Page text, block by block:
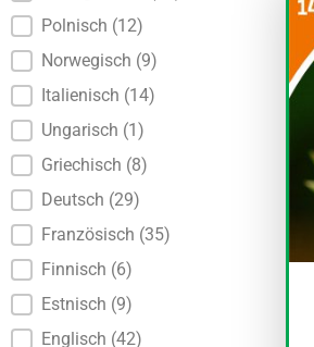
Polnisch (12)
Norwegisch (9)
Italienisch (14)
Ungarisch (1)
Griechisch (8)
Deutsch (29)
Französisch (35)
Finnisch (6)
Estnisch (9)
Englisch (42)